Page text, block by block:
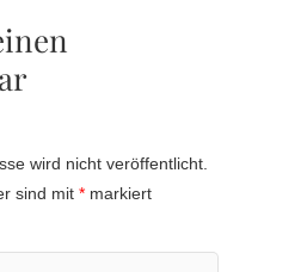
wird nicht veröffentlicht.
sind mit * markiert